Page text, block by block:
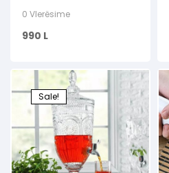
0 Vlerësime
990 L
Sale!